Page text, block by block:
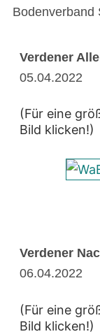
Bodenverband
Verdener
05.04.2022
(Für eine
Bild klicken!)
Verdener
06.04.2022
(Für eine
Bild klicken!)